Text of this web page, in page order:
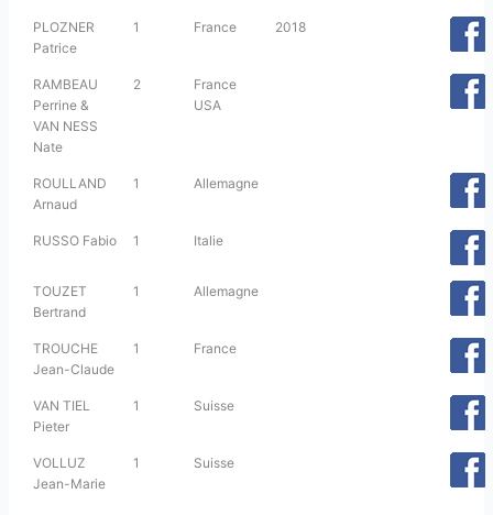
PLOZNER
Patrice
1 France 2018
RAMBEAU
Perrine &
VAN NESS
Nate
2
France
USA
ROULLAND
Arnaud
1 Allemagne
RUSSO Fabio 1 Italie
TOUZET
Bertrand
1 Allemagne
TROUCHE
Jean-Claude
1 France
VAN TIEL
Pieter
1 Suisse
VOLLUZ
Jean-Marie
1 Suisse